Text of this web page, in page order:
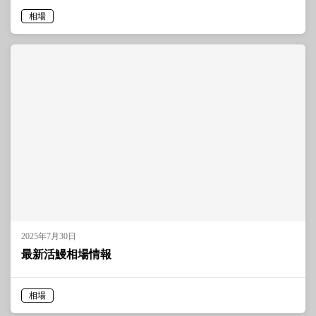
相場
2025年7月30日
最新活鰻相場情報
相場